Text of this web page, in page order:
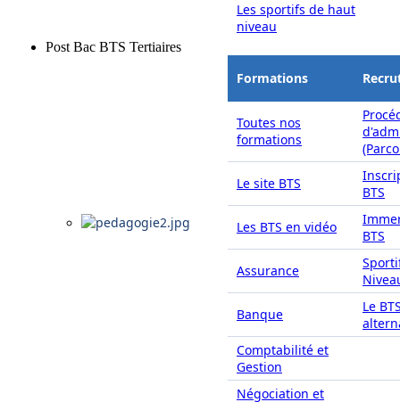
Les sportifs de haut
niveau
Post Bac BTS Tertiaires
Formations
Toutes nos
formations
Le site BTS
BTS
Les BTS en vidéo
BTS
Assurance
Banque
Le
Comptabilité et
Gestion
Négociation et